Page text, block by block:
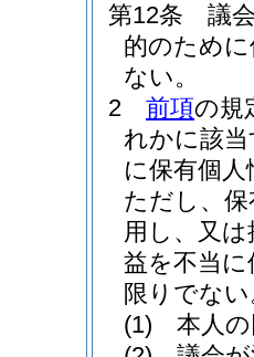
第12条
議
的のため
ない。
2
前項の規
れかに該
に保有個
ただし、
用し、又
益を不当
限りでな
(1)
本人